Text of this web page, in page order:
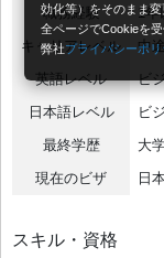
効化等）をそのまま
全ページでCookieを
弊社プライバシーポリ
職務経験
1年
キャリアレベル
中
英語レベル
ビ
日本語レベル
ビ
最終学歴
大
現在のビザ
日
スキル・資格